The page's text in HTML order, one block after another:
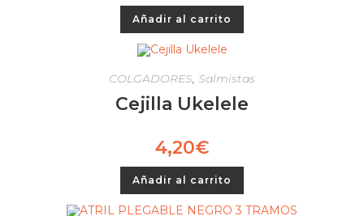
Añadir al carrito
COLGADORES, Salmistas
Cejilla Ukelele
4,20€
Añadir al carrito